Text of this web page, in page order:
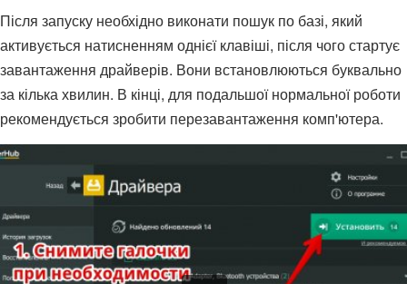
Після запуску необхідно виконати пошук по базі, який
активується натисненням однієї клавіші, після чого стартує
завантаження драйверів. Вони встановлюються буквально
за кілька хвилин. В кінці, для подальшої нормальної роботи
рекомендується зробити перезавантаження комп'ютера.